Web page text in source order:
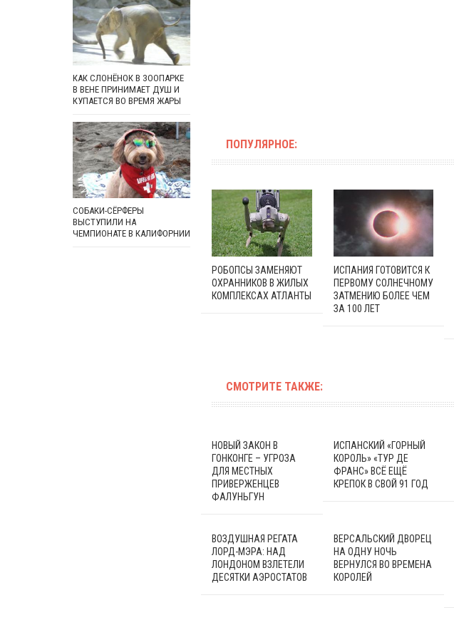
ПОПУЛЯРНОЕ:
РОБОПСЫ ЗАМЕНЯЮТ
ОХРАННИКОВ В ЖИЛЫХ
КОМПЛЕКСАХ АТЛАНТЫ
ИСПАНИЯ ГОТОВИТСЯ К
ПЕРВОМУ СОЛНЕЧНОМУ
ЗАТМЕНИЮ БОЛЕЕ ЧЕМ
ЗА 100 ЛЕТ
СМОТРИТЕ ТАКЖЕ:
НОВЫЙ ЗАКОН В
ГОНКОНГЕ – УГРОЗА
ДЛЯ МЕСТНЫХ
ПРИВЕРЖЕНЦЕВ
ФАЛУНЬГУН
ИСПАНСКИЙ «ГОРНЫЙ
КОРОЛЬ» «ТУР ДЕ
ФРАНС» ВСЁ ЕЩЁ
КРЕПОК В СВОЙ 91 ГОД
ВОЗДУШНАЯ РЕГАТА
ЛОРД-МЭРА: НАД
ЛОНДОНОМ ВЗЛЕТЕЛИ
ДЕСЯТКИ АЭРОСТАТОВ
ВЕРСАЛЬСКИЙ ДВОРЕЦ
НА ОДНУ НОЧЬ
ВЕРНУЛСЯ ВО ВРЕМЕНА
КОРОЛЕЙ
КАК СЛОНЁНОК В ЗООПАРКЕ
В ВЕНЕ ПРИНИМАЕТ ДУШ И
КУПАЕТСЯ ВО ВРЕМЯ ЖАРЫ
СОБАКИ-СЁРФЕРЫ
ВЫСТУПИЛИ НА
ЧЕМПИОНАТЕ В КАЛИФОРНИИ